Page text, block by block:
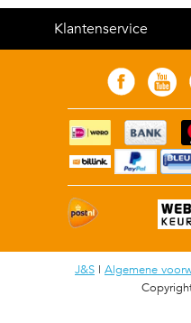
Klantenservice
J&S | Algemene